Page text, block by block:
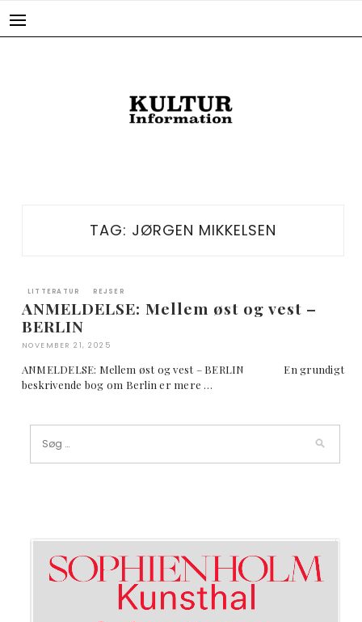
TAG: JØRGEN MIKKELSEN
LITTERATUR REJSER
ANMELDELSE: Mellem øst og vest –
BERLIN
NOVEMBER 21, 2025
ANMELDELSE: Mellem øst og vest – BERLIN En grundigt
beskrivende bog om Berlin er mere …